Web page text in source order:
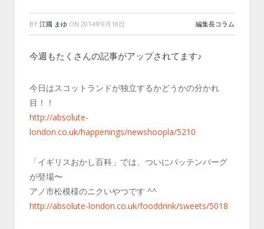
BY 江國 まゆ ON 2014年9月18日 編集長コラム
今週もたくさんの記事がアップされてます♪
今日はスコットランドが独立するかどうかの分かれ
目！！
http://absolute-
london.co.uk/happenings/newshoopla/5210
「イギリスおかし百科」では、ついにバッテンバーグ
が登場〜
アノ市松模様のニクいやつです ^^
http://absolute-london.co.uk/fooddrink/sweets/5018